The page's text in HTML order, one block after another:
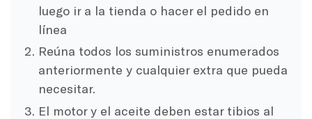
luego ir a la tienda o hacer el pedido en
línea
Reúna todos los suministros enumerados
anteriormente y cualquier extra que pueda
necesitar.
El motor y el aceite deben estar tibios al